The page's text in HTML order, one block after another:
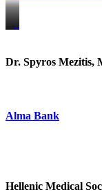
https://
https://
Dr. Spyros Mezitis,
Alma Bank
Hellenic Medical